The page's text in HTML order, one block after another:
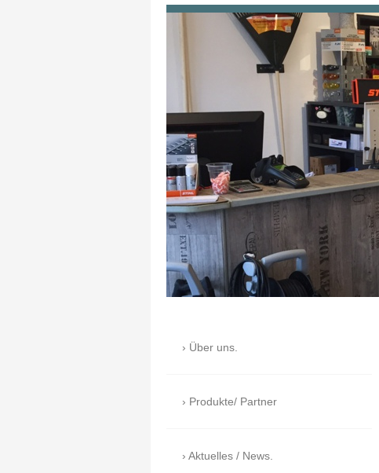
Über uns.
Produkte/ Partner
Aktuelles / News.